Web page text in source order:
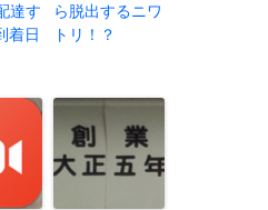
達す
着日
ら脱出するニワ
トリ！？